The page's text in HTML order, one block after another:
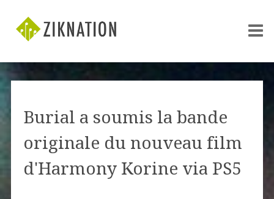
Burial a soumis la bande
originale du nouveau film
d'Harmony Korine via PS5